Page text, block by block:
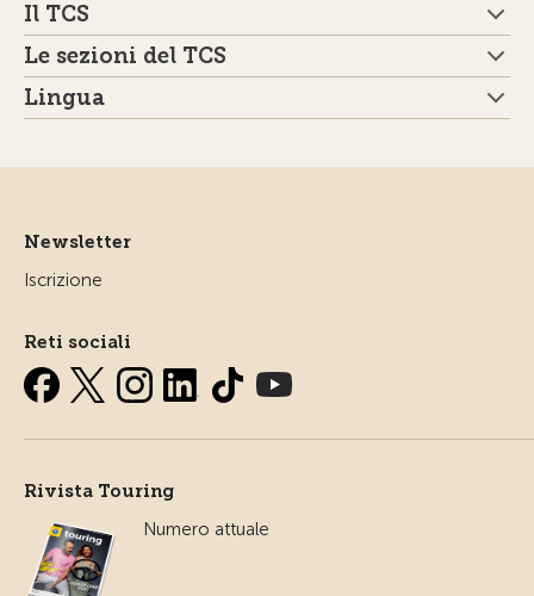
Il TCS
Le sezioni del TCS
Lingua
Newsletter
Iscrizione
Reti sociali
Rivista Touring
Numero attuale